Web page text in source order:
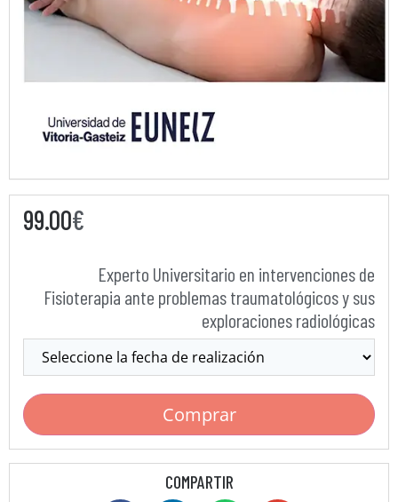
99.00€
Experto Universitario en intervenciones de
Fisioterapia ante problemas traumatológicos y sus
exploraciones radiológicas
Comprar
COMPARTIR